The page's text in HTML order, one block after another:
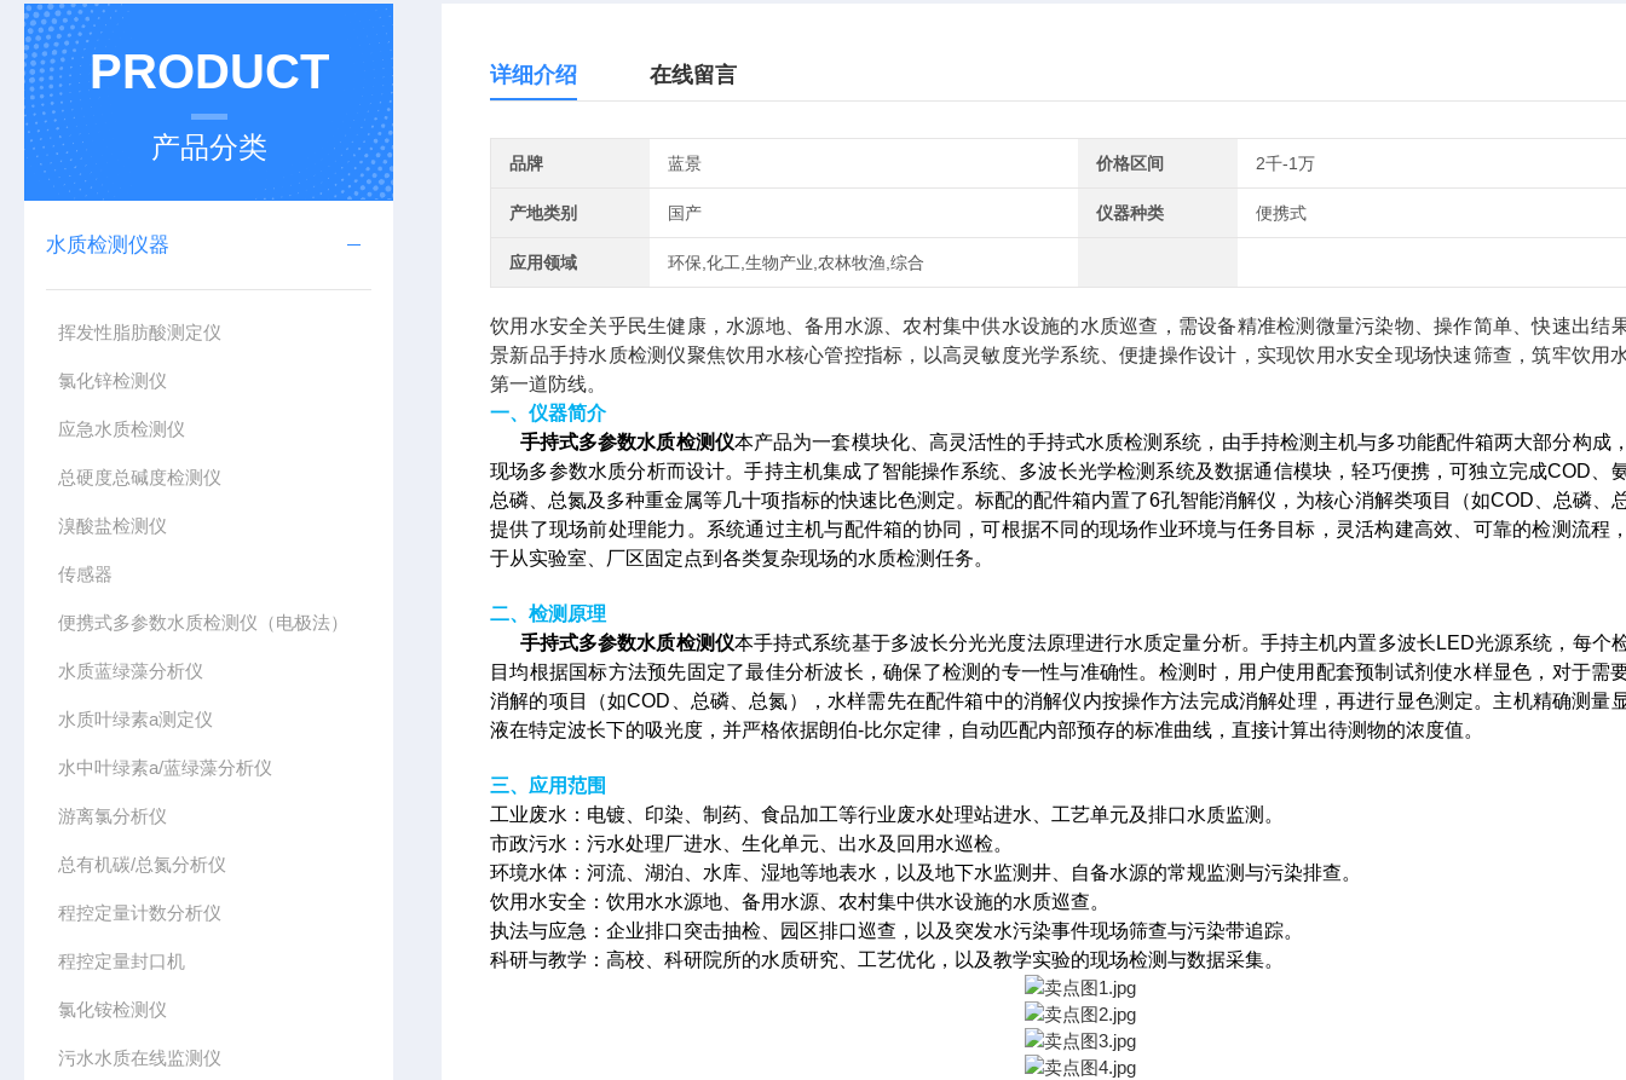
PRODUCT
产品分类
水质检测仪器
挥发性脂肪酸测定仪
氯化锌检测仪
应急水质检测仪
总硬度总碱度检测仪
溴酸盐检测仪
传感器
便携式多参数水质检测仪（电极法）
水质蓝绿藻分析仪
水质叶绿素a测定仪
水中叶绿素a/蓝绿藻分析仪
游离氯分析仪
总有机碳/总氮分析仪
程控定量计数分析仪
程控定量封口机
氯化铵检测仪
污水水质在线监测仪
详细介绍 在线留言
品牌 蓝景 价格区间 2千-1万
产地类别 国产 仪器种类 便携式
应用领域 环保,化工,生物产业,农林牧渔,综合
饮用水安全关乎民生健康，水源地、备用水源、农村集中供水设施的水质巡查，需设备精准检测微量污染物、操作简单、快速出结
景新品手持水质检测仪聚焦饮用水核心管控指标，以高灵敏度光学系统、便捷操作设计，实现饮用水安全现场快速筛查，筑牢饮用
第一道防线。
一、仪器简介
手持式多参数水质检测仪本产品为一套模块化、高灵活性的手持式水质检测系统，由手持检测主机与多功能配件箱两大部分构成
现场多参数水质分析而设计。手持主机集成了智能操作系统、多波长光学检测系统及数据通信模块，轻巧便携，可独立完成COD、
总磷、总氮及多种重金属等几十项指标的快速比色测定。标配的配件箱内置了6孔智能消解仪，为核心消解类项目（如COD、总磷、
提供了现场前处理能力。系统通过主机与配件箱的协同，可根据不同的现场作业环境与任务目标，灵活构建高效、可靠的检测流程
于从实验室、厂区固定点到各类复杂现场的水质检测任务。
二、检测原理
手持式多参数水质检测仪本手持式系统基于多波长分光光度法原理进行水质定量分析。手持主机内置多波长LED光源系统，每个
目均根据国标方法预先固定了最佳分析波长，确保了检测的专一性与准确性。检测时，用户使用配套预制试剂使水样显色，对于需
消解的项目（如COD、总磷、总氮），水样需先在配件箱中的消解仪内按操作方法完成消解处理，再进行显色测定。主机精确测量
液在特定波长下的吸光度，并严格依据朗伯-比尔定律，自动匹配内部预存的标准曲线，直接计算出待测物的浓度值。
三、应用范围
工业废水：电镀、印染、制药、食品加工等行业废水处理站进水、工艺单元及排口水质监测。
市政污水：污水处理厂进水、生化单元、出水及回用水巡检。
环境水体：河流、湖泊、水库、湿地等地表水，以及地下水监测井、自备水源的常规监测与污染排查。
饮用水安全：饮用水水源地、备用水源、农村集中供水设施的水质巡查。
执法与应急：企业排口突击抽检、园区排口巡查，以及突发水污染事件现场筛查与污染带追踪。
科研与教学：高校、科研院所的水质研究、工艺优化，以及教学实验的现场检测与数据采集。